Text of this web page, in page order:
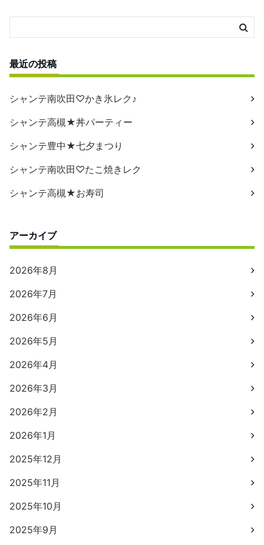
最近の投稿
シャンテ南吹田♡かき氷レク♪
シャンテ高槻★丼パーティー
シャンテ豊中★七夕まつり
シャンテ南吹田♡たこ焼きレク
シャンテ高槻★お寿司
アーカイブ
2026年8月
2026年7月
2026年6月
2026年5月
2026年4月
2026年3月
2026年2月
2026年1月
2025年12月
2025年11月
2025年10月
2025年9月